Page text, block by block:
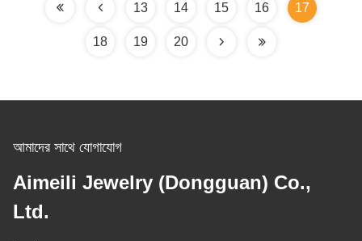
13 14 15 16 17
18 19 20
আমাদের সাথে যোগাযোগ
Aimeili Jewelry (Dongguan) Co.,
Ltd.